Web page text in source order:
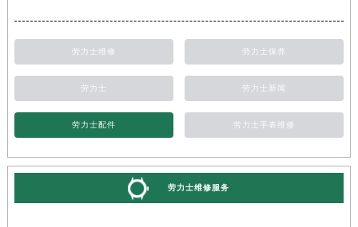
劳力士维修 劳力士保养
劳力士 劳力士新闻
劳力士配件 劳力士手表维修
劳力士维修服务